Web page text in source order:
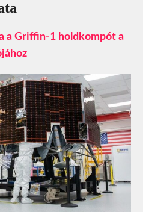
a Griffin-1 holdkompót a